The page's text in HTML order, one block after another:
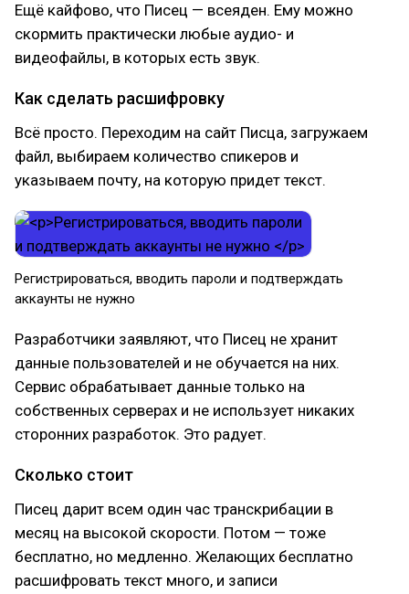
Ещё кайфово, что Писец — всеяден. Ему можно
скормить практически любые аудио- и
видеофайлы, в которых есть звук.
Как сделать расшифровку
Всё просто. Переходим на сайт Писца, загружаем
файл, выбираем количество спикеров и
указываем почту, на которую придет текст.
Регистрироваться, вводить пароли и подтверждать
аккаунты не нужно
Разработчики заявляют, что Писец не хранит
данные пользователей и не обучается на них.
Сервис обрабатывает данные только на
собственных серверах и не использует никаких
сторонних разработок. Это радует.
Сколько стоит
Писец дарит всем один час транскрибации в
месяц на высокой скорости. Потом — тоже
бесплатно, но медленно. Желающих бесплатно
расшифровать текст много, и записи